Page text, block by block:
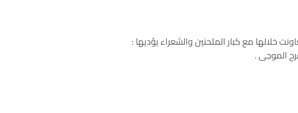
خلالها مع كبار الملحنين والشعراء يؤديها :
الموجى .